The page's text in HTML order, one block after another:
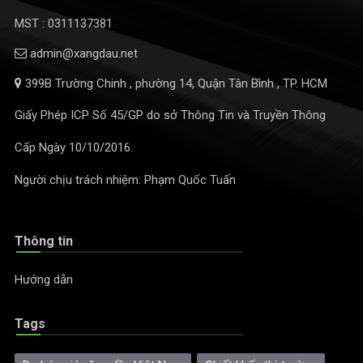
MST : 0311137381
admin@xangdau.net
399B Trường Chinh , phường 14, Quận Tân Bình , TP. HCM
Giấy Phép ICP Số 45/GP do sở Thông Tin và Truyền Thông
Cấp Ngày 10/10/2016.
Người chịu trách nhiệm: Phạm Quốc Tuấn
Thông tin
Hướng dẫn
Tags